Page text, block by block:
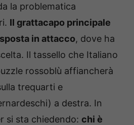
la problematica
Il grattacapo principale
in attacco, dove ha
Il tassello che Italiano
rossoblù affiancherà
trequarti e
a destra. In
si sta chiedendo: chi è